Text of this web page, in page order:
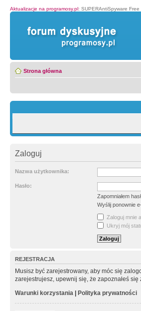
Aktualizacje na programosy.pl: SUPERAntiSpyware Free
Strona główna
Zaloguj
Nazwa użytkownika:
Hasło:
Zapomniałem
Wyślij ponownie
Zaloguj mnie
Ukryj mój
REJESTRACJA
Musisz być zarejestrowany, aby móc się
zarejestrujesz, upewnij się, że zapoznałeś
Warunki korzystania | Polityka prywatności